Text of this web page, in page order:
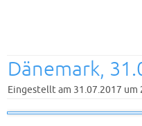
Dänemark,
Eingestellt am 31.07.2017 um